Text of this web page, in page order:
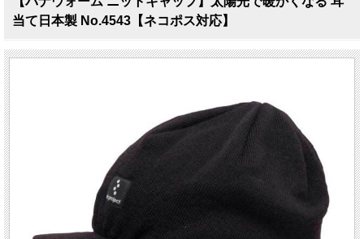
当て日本製 No.4543【ネコポス対応】